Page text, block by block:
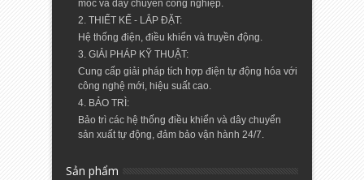
móc và dây chuyền công nghiệp.
2. THIẾT KẾ - LẮP ĐẶT:
Hệ thống điện, điều khiển và truyền động.
3. GIẢI PHÁP KỸ THUẬT:
Cung cấp giải pháp tích hợp điện tự động hóa với
công nghệ mới, hiệu suất cao.
4. BẢO TRÌ:
Bảo trì các hệ thống điều khiển và dây chuyển
sản xuất tự động, đảm bảo vận hành 24/7.
Sản phẩm